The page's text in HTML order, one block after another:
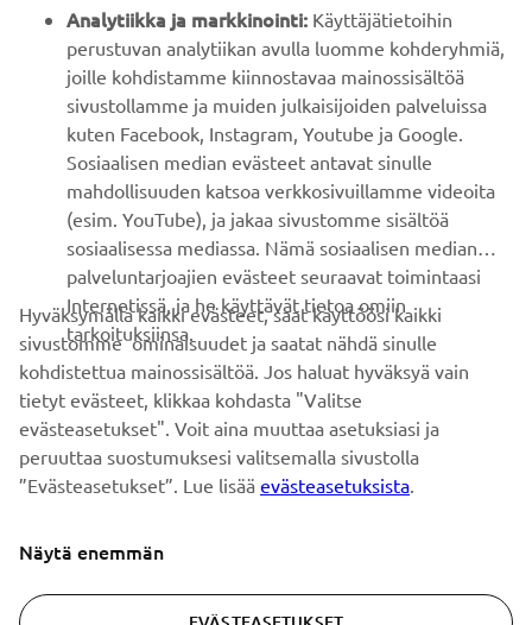
YAMAHA MUUALLA
ASIAKASTUKI
UUTISKIRJE
Ole ensimmäinen, joka kuulee uusimmista tarjouksista,
erikoistapahtumista, uusista julkaisuista ja paljon muuta...
TILAA
Lue tietosuojakäytäntömme saadaksesi tietää, miten
käsittelemme henkilötietojasi:
Tietosuoja ja evästeet -sivustolta
Analytiikka ja markkinointi: Käyttäjätietoihin
perustuvan analytiikan avulla luomme kohderyhmiä,
joille kohdistamme kiinnostavaa mainossisältöä
sivustollamme ja muiden julkaisijoiden palveluissa
kuten Facebook, Instagram, Youtube ja Google.
Sosiaalisen median evästeet antavat sinulle
mahdollisuuden katsoa verkkosivuillamme videoita
(esim. YouTube), ja jakaa sivustomme sisältöä
sosiaalisessa mediassa. Nämä sosiaalisen median
palveluntarjoajien evästeet seuraavat toimintaasi
Internetissä, ja he käyttävät tietoa omiin
tarkoituksiinsa.
Hyväksymällä kaikki evästeet, saat käyttöösi kaikki
sivustomme ominaisuudet ja saatat nähdä sinulle
kohdistettua mainossisältöä. Jos haluat hyväksyä vain
tietyt evästeet, klikkaa kohdasta "Valitse
evästeasetukset". Voit aina muuttaa asetuksiasi ja
peruuttaa suostumuksesi valitsemalla sivustolla
”Evästeasetukset”. Lue lisää evästeasetuksista.
Näytä enemmän